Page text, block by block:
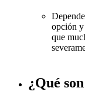
opción y
que
¿Qué